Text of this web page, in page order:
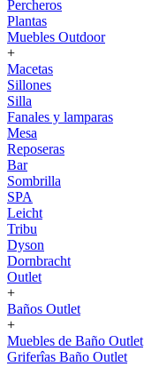
Percheros
Plantas
Muebles Outdoor
+
Macetas
Sillones
Silla
Fanales y lamparas
Mesa
Reposeras
Bar
Sombrilla
SPA
Leicht
Tribu
Dyson
Dornbracht
Outlet
+
Baños Outlet
+
Muebles de Baño Outlet
Griferîas Baño Outlet